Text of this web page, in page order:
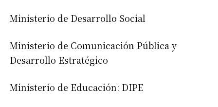
Ministerio de Desarrollo Social
Ministerio de Comunicación Pública y
Desarrollo Estratégico
Ministerio de Educación: DIPE